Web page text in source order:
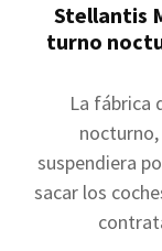
Stellantis
turno
La fábrica
suspendiera
sacar los